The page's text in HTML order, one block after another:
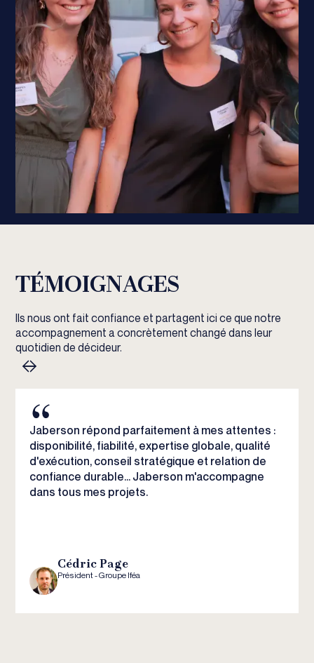
TÉMOIGNAGES
Ils nous ont fait confiance et partagent ici ce que notre
accompagnement a concrètement changé dans leur
quotidien de décideur.
Jaberson répond parfaitement à mes attentes :
disponibilité, fiabilité, expertise globale, qualité
d'exécution, conseil stratégique et relation de
confiance durable... Jaberson m'accompagne
dans tous mes projets.
Cédric Page
Président - Groupe Iféa